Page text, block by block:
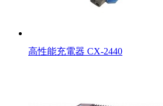
高性能充電器 CX-2440